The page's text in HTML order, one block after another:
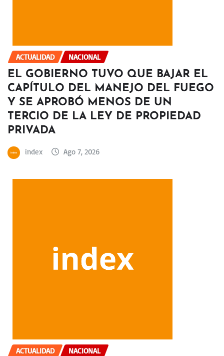
ACTUALIDAD NACIONAL
EL GOBIERNO TUVO QUE BAJAR EL
CAPÍTULO DEL MANEJO DEL FUEGO
Y SE APROBÓ MENOS DE UN
TERCIO DE LA LEY DE PROPIEDAD
PRIVADA
index Ago 7, 2026
ACTUALIDAD NACIONAL